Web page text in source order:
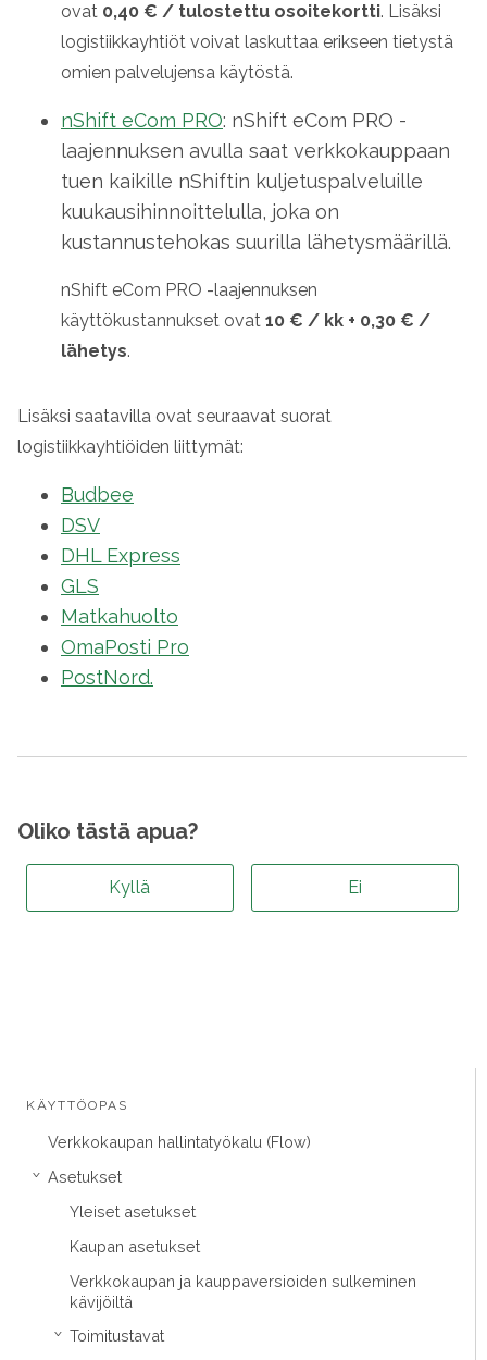
KÄYTTÖOPAS
Verkkokaupan hallintatyökalu (Flow)
› Asetukset
Yleiset asetukset
Kaupan asetukset
Verkkokaupan ja kauppaversioiden sulkeminen
kävijöiltä
› Toimitustavat
ovat 0,40 € / tulostettu osoitekortti. Lisäksi
logistiikkayhtiöt voivat laskuttaa erikseen tietystä
omien palvelujensa käytöstä.
nShift eCom PRO: nShift eCom PRO -
laajennuksen avulla saat verkkokauppaan
tuen kaikille nShiftin kuljetuspalveluille
kuukausihinnoittelulla, joka on
kustannustehokas suurilla lähetysmäärillä.
nShift eCom PRO -laajennuksen
käyttökustannukset ovat 10 € / kk + 0,30 € /
lähetys.
Lisäksi saatavilla ovat seuraavat suorat
logistiikkayhtiöiden liittymät:
Budbee
DSV
DHL Express
GLS
Matkahuolto
OmaPosti Pro
PostNord.
Oliko tästä apua?
Kyllä Ei